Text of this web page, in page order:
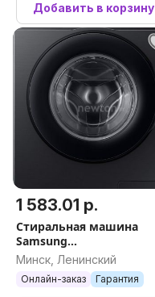
Добавить в корзину
1 583.01 р.
Стиральная машина
Samsung
WW80AG6S28ABLP
Минск, Ленинский
Онлайн-заказ Гарантия